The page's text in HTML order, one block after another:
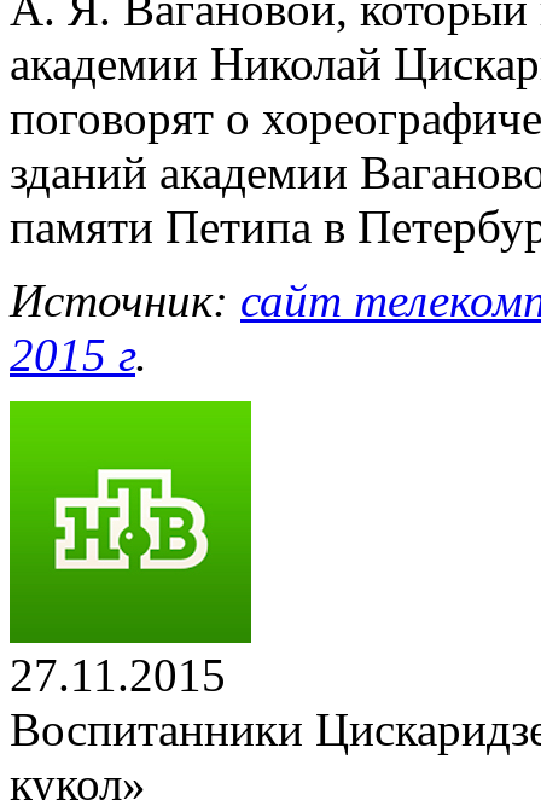
академии Николай
поговорят о
зданий академии
памяти Петипа в
Источник: сайт
2015 г.
27.11.2015
Воспитанники
кукол»